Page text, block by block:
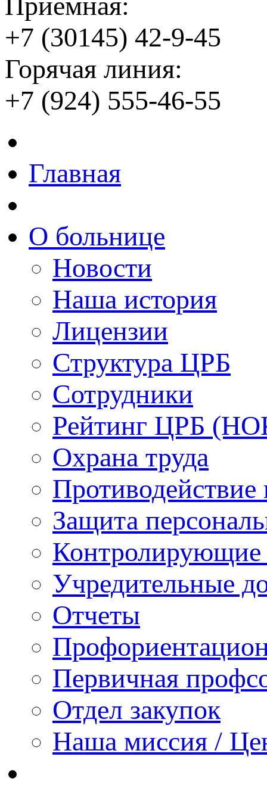
+7 (30145) 42-9-45
Горячая линия:
+7 (924) 555-46-55
Главная
О больнице
Новости
Наша история
Лицензии
Структура ЦРБ
Сотрудники
Рейтинг ЦРБ
Охрана труда
Защита
Контролирующие
Учредительные
Отчеты
Первичная
Отдел закупок
Наша миссия /